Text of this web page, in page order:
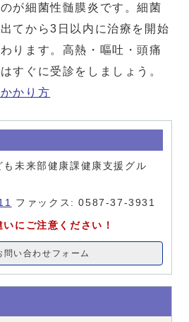
が細菌性髄膜炎です。細菌
てから3日以内に治療を開始
ります。高熱・嘔吐・頭痛
すぐに受診をしましょう。
かり方
未来部健康課健康支援グル
ファックス: 0587-37-3931
にご注意ください！
問い合わせフォーム